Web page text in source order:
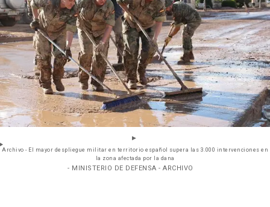
Archivo - El mayor despliegue militar en territorio español supera las 3.000 intervenciones en
la zona afectada por la dana
- MINISTERIO DE DEFENSA - ARCHIVO